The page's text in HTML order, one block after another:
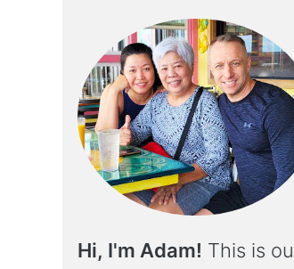
Hi, I'm Adam! This is